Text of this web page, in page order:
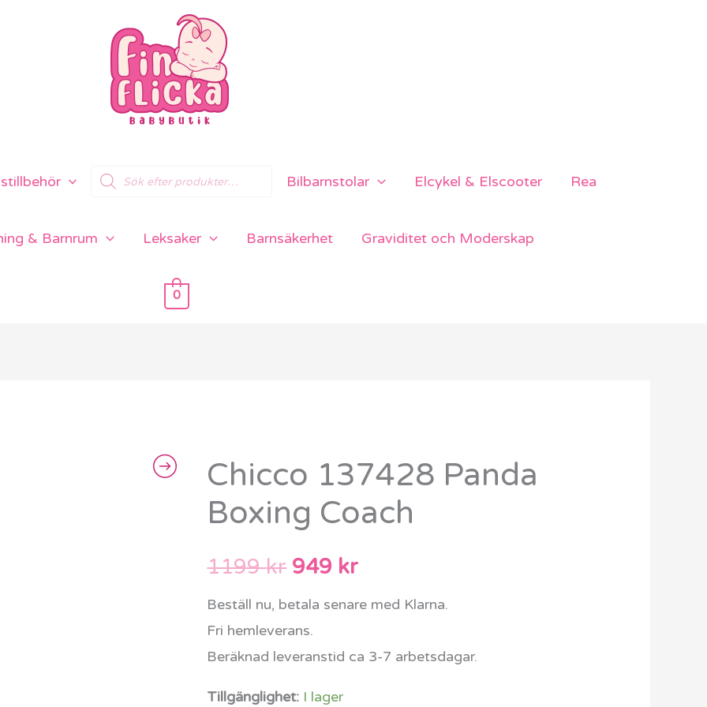
Products
search
Bilbarnstolar Elcykel & Elscooter Rea
& Barnrum Leksaker Barnsäkerhet Graviditet och Moderskap
0
Chicco 137428 Panda
Boxing Coach
1199kr
Det
ursprungliga
priset
var:
1199 kr.
949 kr
Det
nuvarande
Beställ nu, betala senare med Klarna.
Fri hemleverans.
Beräknad leveranstid ca 3-7 arbetsdagar.
Tillgänglighet: I lager
Chicco
Panda
Coach
mängd